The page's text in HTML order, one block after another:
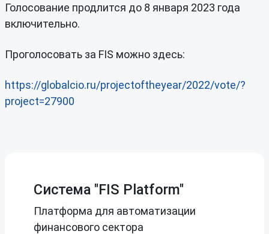
Голосование продлится до 8 января 2023 года
включительно.
Проголосовать за FIS можно здесь:
https://globalcio.ru/projectoftheyear/2022/vote/?
project=27900
Система "FIS Platform"
Платформа для автоматизации
финансового сектора